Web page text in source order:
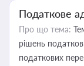
Податкове
Про що тема:
рішень
податкових